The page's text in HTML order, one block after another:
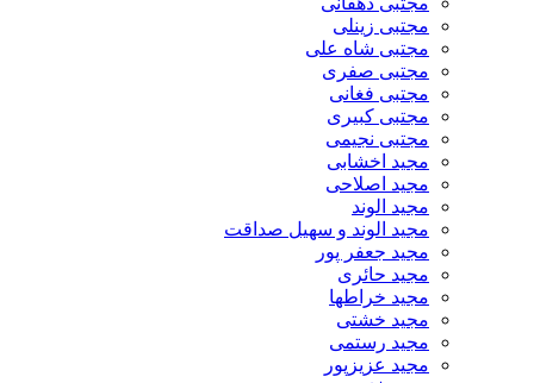
مجتبی زینلی
مجتبی شاه علی
مجتبی صفری
مجتبی فغانی
مجتبی کبیری
مجتبی نجیمی
مجید اخشابی
مجید اصلاحی
مجید الوند‎
مجید الوند و سهیل صداقت
مجید جعفر پور
مجید حائری
مجید خراطها
مجید خشتی
مجید رستمی
مجید عزیزپور